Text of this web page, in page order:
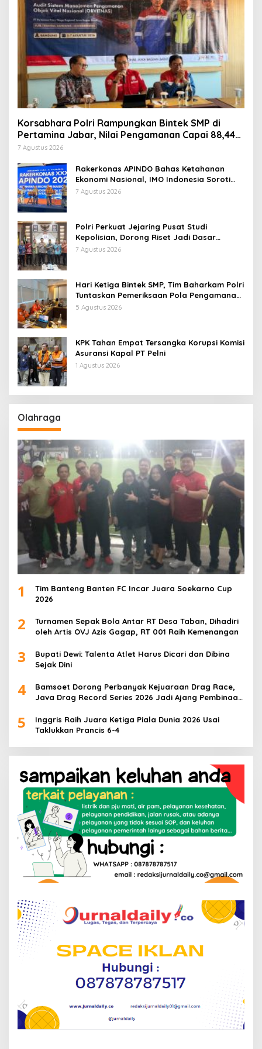
Korsabhara Polri Rampungkan Bintek SMP di
Pertamina Jabar, Nilai Pengamanan Capai 88,44
Persen
7 Agustus 2026
Rakerkonas APINDO Bahas Ketahanan
Ekonomi Nasional, IMO Indonesia Soroti
Pentingnya Kolaborasi Lintas Sektor
7 Agustus 2026
Polri Perkuat Jejaring Pusat Studi
Kepolisian, Dorong Riset Jadi Dasar
Kebijakan dan Inovasi
7 Agustus 2026
Hari Ketiga Bintek SMP, Tim Baharkam Polri
Tuntaskan Pemeriksaan Pola Pengamanan
Pertamina Patra Niaga Jabar
5 Agustus 2026
KPK Tahan Empat Tersangka Korupsi Komisi
Asuransi Kapal PT Pelni
1 Agustus 2026
Olahraga
1
Tim Banteng Banten FC Incar Juara Soekarno Cup
2026
2
Turnamen Sepak Bola Antar RT Desa Taban, Dihadiri
oleh Artis OVJ Azis Gagap, RT 001 Raih Kemenangan
3
Bupati Dewi: Talenta Atlet Harus Dicari dan Dibina
Sejak Dini
4
Bamsoet Dorong Perbanyak Kejuaraan Drag Race,
Java Drag Record Series 2026 Jadi Ajang Pembinaan
5
Inggris Raih Juara Ketiga Piala Dunia 2026 Usai
Taklukkan Prancis 6-4